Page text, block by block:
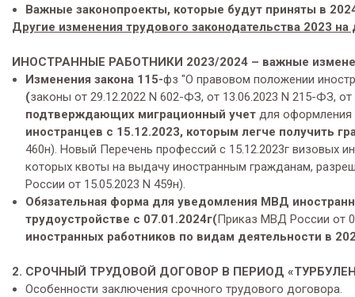
Важные законопроекты, которые будут приняты в
Другие изменения трудового законодательства 2023
ИНОСТРАННЫЕ РАБОТНИКИ 2023/2024 – важные
Изменения закона 115-фз "О правовом положении
(законы от 29.12.2022 N 602-ФЗ, от 13.06.2023 N 215-ФЗ,
подтверждающих миграционный учет для оформления
иностранцев с 15.12.2023, которым легче получить
460н). Новый Перечень профессий с 15.12.2023г визовых
которых квоты на выдачу иностранным гражданам,
России от 15.05.2023 N 459н).
Обязательная форма для уведомления МВД
трудоустройстве с 07.01.2024г(Приказ МВД России от
иностранных работников по видам деятельности в
2. СРОЧНЫЙ ТРУДОВОЙ ДОГОВОР В ПЕРИОД
Особенности заключения срочного трудового договора.